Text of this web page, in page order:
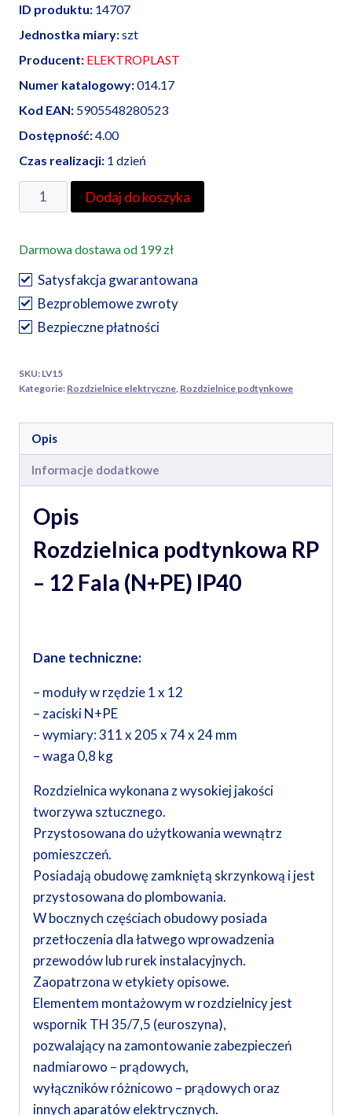
ID produktu: 14707
Jednostka miary:szt
Producent: ELEKTROPLAST
Numer katalogowy:014.17
Kod EAN: 5905548280523
Dostępność:4.00
Czas realizacji: 1 dzień
ilość
Elektroplast
podtynkowa
RP
-
12
Fala
Dodaj do koszyka
Darmowa dostawa od 199 zł
Satysfakcja gwarantowana
Bezproblemowe zwroty
Bezpieczne płatności
SKU: LV15
Kategorie: Rozdzielnice elektryczne Rozdzielnice podtynkowe
Opis
Informacje dodatkowe
Opis
Rozdzielnica podtynkowa RP
– 12 Fala (N+PE) IP40
Dane techniczne:
– moduły w rzędzie 1 x 12
– zaciski N+PE
– wymiary: 311 x 205 x 74 x 24 mm
– waga 0,8 kg
Rozdzielnica wykonana z wysokiej jakości
tworzywa sztucznego.
Przystosowana do użytkowania wewnątrz
pomieszczeń.
Posiadają obudowę zamkniętą skrzynkową i jest
przystosowana do plombowania.
W bocznych częściach obudowy posiada
przetłoczenia dla łatwego wprowadzenia
przewodów lub rurek instalacyjnych.
Zaopatrzona w etykiety opisowe.
Elementem montażowym w rozdzielnicy jest
wspornik TH 35/7,5 (euroszyna),
pozwalający na zamontowanie zabezpieczeń
nadmiarowo – prądowych,
wyłączników różnicowo – prądowych oraz
innych aparatów elektrycznych.